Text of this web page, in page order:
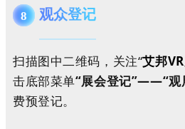
8 观众登记
扫描图中二维码，关注“艾邦
击底部菜单“展会登记”——“观
费预登记。